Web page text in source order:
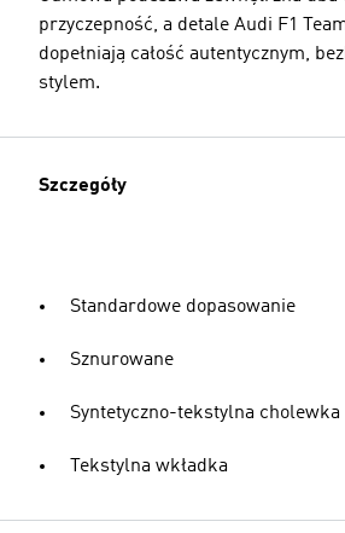
przyczepność, a detale Audi F1
dopełniają całość autentycznym,
stylem.
Szczegóły
Standardowe dopasowanie
Sznurowane
Syntetyczno-tekstylna cholewka
Tekstylna wkładka